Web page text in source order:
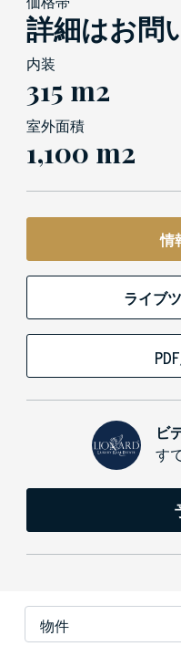
詳細はお問
内装
315 m2
室外面積
1,100 m2
情
ライブ
ビ
す